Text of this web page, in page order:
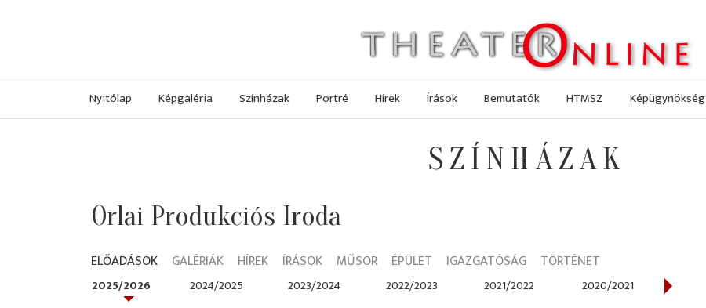
Nyitólap Képgaléria Színházak Portré Hírek Írások Bemutatók HTMSZ Képügynökség
SZÍNHÁZAK
Orlai Produkciós Iroda
ELŐADÁSOK GALÉRIÁK HÍREK ÍRÁSOK MŰSOR ÉPÜLET IGAZGATÓSÁG TÖRTÉNET
2025/2026 2024/2025 2023/2024 2022/2023 2021/2022 2020/2021